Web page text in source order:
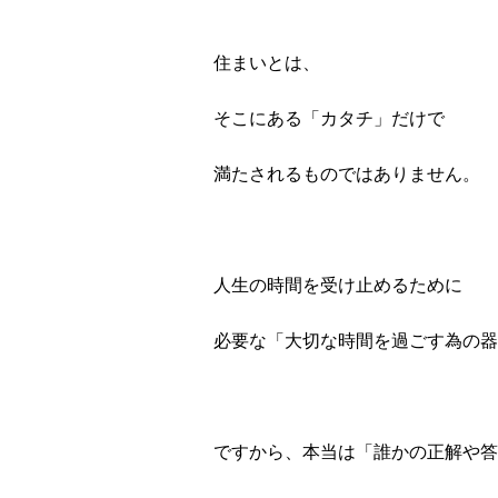
住まいとは、
そこにある「カタチ」だけで
満たされるものではありません。
人生の時間を受け止めるために
必要な「大切な時間を過ごす為の器
ですから、本当は「誰かの正解や答